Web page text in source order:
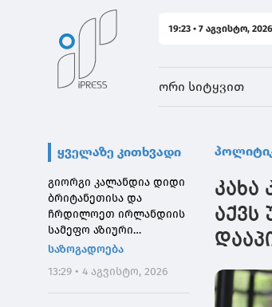
19:23 • 7 აგვისტო, 2026
ორი სიტყვით
ყველაზე კითხვადი
გიორგი კალანდია დიდი
ბრიტანეთისა და
ჩრდილოეთ ირლანდიის
სამეფო აზიური
საზოგადოების
საზოგადოება
13:29 • 4 აგვისტო, 2026
კახა
აქვს